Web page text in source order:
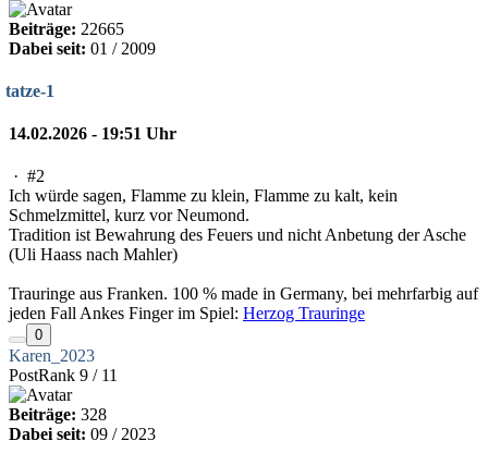
Beiträge: 22665
Dabei seit: 01 / 2009
tatze-1
14.02.2026 - 19:51 Uhr
· #2
Ich würde sagen, Flamme zu klein, Flamme zu kalt, kein
Schmelzmittel, kurz vor Neumond.
Tradition ist Bewahrung des Feuers und nicht Anbetung der Asche
(Uli Haass nach Mahler)
Trauringe aus Franken. 100 % made in Germany, bei mehrfarbig auf
jeden Fall Ankes Finger im Spiel: Herzog Trauringe
0
Karen_2023
PostRank 9 / 11
Beiträge: 328
Dabei seit: 09 / 2023